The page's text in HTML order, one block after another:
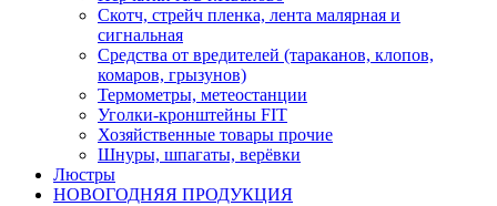
Скотч, стрейч пленка, лента малярная и
сигнальная
Средства от вредителей (тараканов, клопов,
комаров, грызунов)
Термометры, метеостанции
Уголки-кронштейны FIT
Хозяйственные товары прочие
Шнуры, шпагаты, верёвки
Люстры
НОВОГОДНЯЯ ПРОДУКЦИЯ